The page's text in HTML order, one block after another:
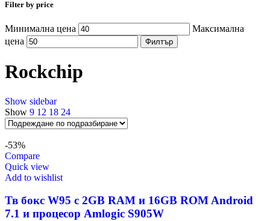
Filter by price
Минимална цена
Максимална
цена
Филтър
Rockchip
Show sidebar
Show 9 12 18 24
-53%
Compare
Quick view
Add to wishlist
Тв бокс W95 с 2GB RAM и 16GВ ROM Android
7.1 и процесор Amlogic S905W